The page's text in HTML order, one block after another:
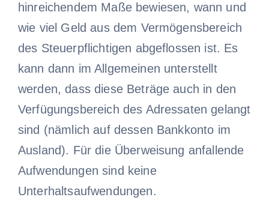
hinreichendem Maße bewiesen, wann und
wie viel Geld aus dem Vermögensbereich
des Steuerpflichtigen abgeflossen ist. Es
kann dann im Allgemeinen unterstellt
werden, dass diese Beträge auch in den
Verfügungsbereich des Adressaten gelangt
sind (nämlich auf dessen Bankkonto im
Ausland). Für die Überweisung anfallende
Aufwendungen sind keine
Unterhaltsaufwendungen.